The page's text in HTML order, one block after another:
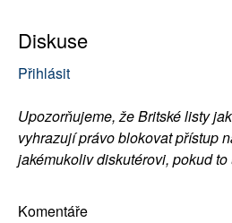
Diskuse
Přihlásit
Upozorňujeme, že Britské listy
vyhrazují právo blokovat přístup
jakémukoliv diskutérovi, pokud
Komentáře